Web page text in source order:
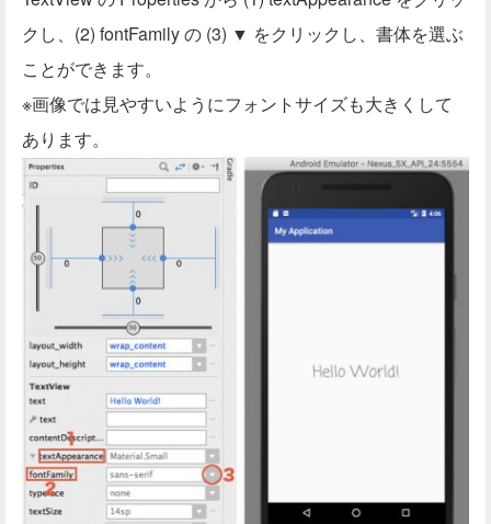
クし、(2) fontFamily の (3) ▼ をクリックし、書体を選ぶ
ことができます。
※画像では見やすいようにフォントサイズも大きくして
あります。